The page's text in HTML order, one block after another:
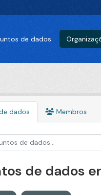
de dados
dados Membros
de dados